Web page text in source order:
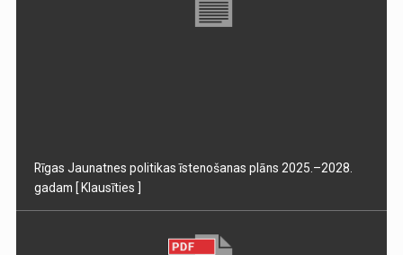
Rīgas Jaunatnes politikas īstenošanas plāns 2025.–2028.
gadam [ Klausīties ]